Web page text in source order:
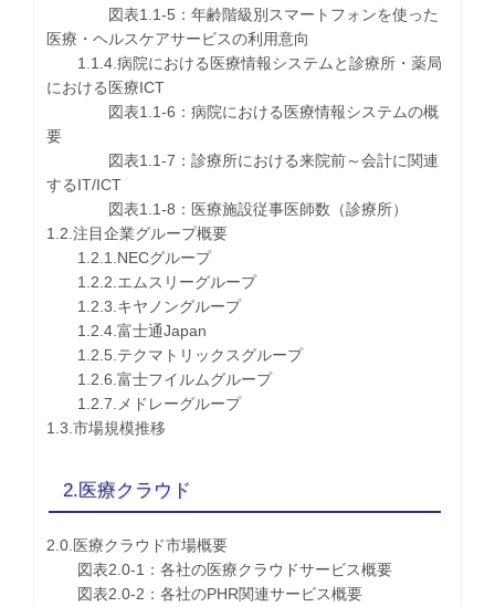
図表1.1-5：年齢階級別スマートフォンを使った
医療・ヘルスケアサービスの利用意向
1.1.4.病院における医療情報システムと診療所・薬局
における医療ICT
図表1.1-6：病院における医療情報システムの概
要
図表1.1-7：診療所における来院前～会計に関連
するIT/ICT
図表1.1-8：医療施設従事医師数（診療所）
1.2.注目企業グループ概要
1.2.1.NECグループ
1.2.2.エムスリーグループ
1.2.3.キヤノングループ
1.2.4.富士通Japan
1.2.5.テクマトリックスグループ
1.2.6.富士フイルムグループ
1.2.7.メドレーグループ
1.3.市場規模推移
2.医療クラウド
2.0.医療クラウド市場概要
図表2.0-1：各社の医療クラウドサービス概要
図表2.0-2：各社のPHR関連サービス概要